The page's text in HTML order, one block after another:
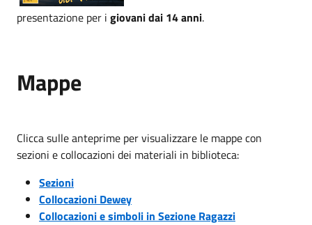
presentazione per i giovani dai 14 anni.
Mappe
Clicca sulle anteprime per visualizzare le mappe con
sezioni e collocazioni dei materiali in biblioteca:
Sezioni
Collocazioni Dewey
Collocazioni e simboli in Sezione Ragazzi